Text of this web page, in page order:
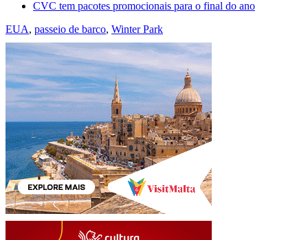
CVC tem pacotes promocionais para o final do ano
EUA, passeio de barco, Winter Park